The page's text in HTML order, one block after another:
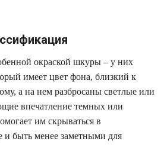
окраской шкуры – у них
имеет цвет фона, близкий к
а на нем разбросаны светлые или
впечатление темных или
им скрываться в
быть менее заметными для